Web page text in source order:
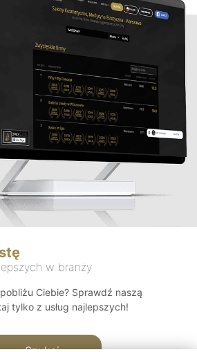
w branży
Ciebie? Sprawdź naszą
tylko z usług najlepszych!